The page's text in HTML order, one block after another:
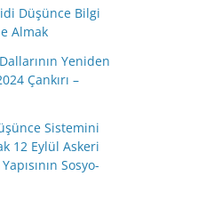
Düşünce Bilgi
Almak
Yeniden
Çankırı –
Sistemini
12 Eylül Askeri
Sosyo-